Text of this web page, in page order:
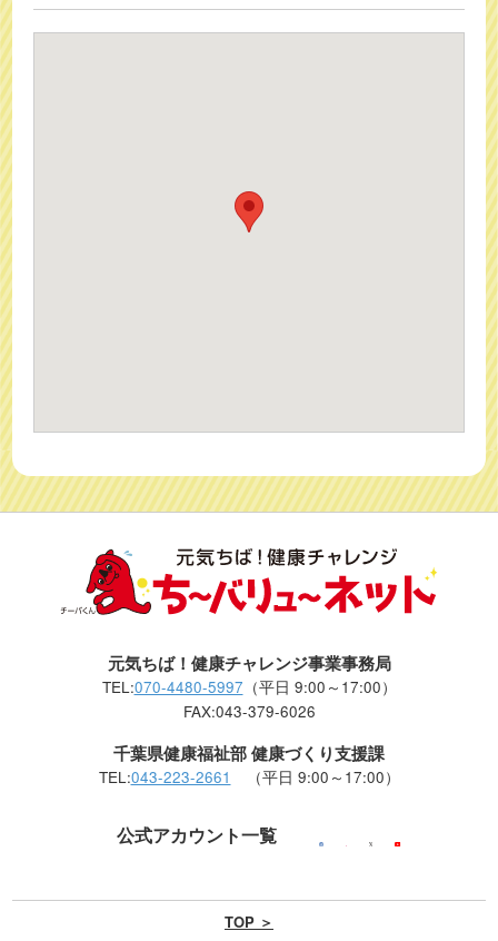
元気ちば！健康チャレンジ事業事務局
TEL:070-4480-5997 （平日 9:00～17:00）
FAX:043-379-6026
千葉県健康福祉部 健康づくり支援課
TEL:043-223-2661 （平日 9:00～17:00）
公式アカウント一覧
TOP ＞